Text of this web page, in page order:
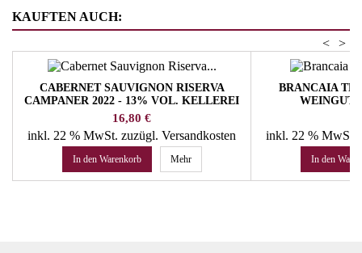
KAUFTEN AUCH:
>
<
CABERNET SAUVIGNON RISERVA
CAMPANER 2022 - 13% VOL. KELLEREI
KALTERN
Preis
16,80 €
inkl. 22 % MwSt. zuzügl. Versandkosten
In den Warenkorb Mehr
BRANCAIA
WEINGUT
inkl. 22 % MwSt.
In den